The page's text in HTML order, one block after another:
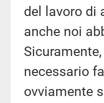
del lavoro di
anche noi
necessario
ovviamente